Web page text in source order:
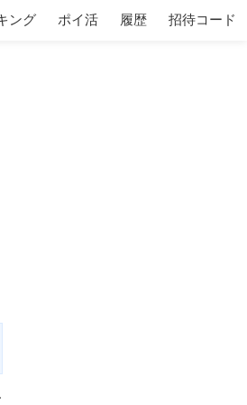
ング ポイ活 履歴 招待コード